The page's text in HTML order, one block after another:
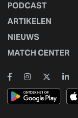
PODCAST
ARTIKELEN
NIEUWS
MATCH CENTER